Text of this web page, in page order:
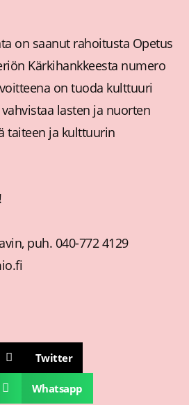
on saanut rahoitusta Opetus
Kärkihankkeesta numero
on tuoda kulttuuri
lasten ja nuorten
taiteen ja kulttuurin
puh. 040-772 4129
Twitter
Whatsapp